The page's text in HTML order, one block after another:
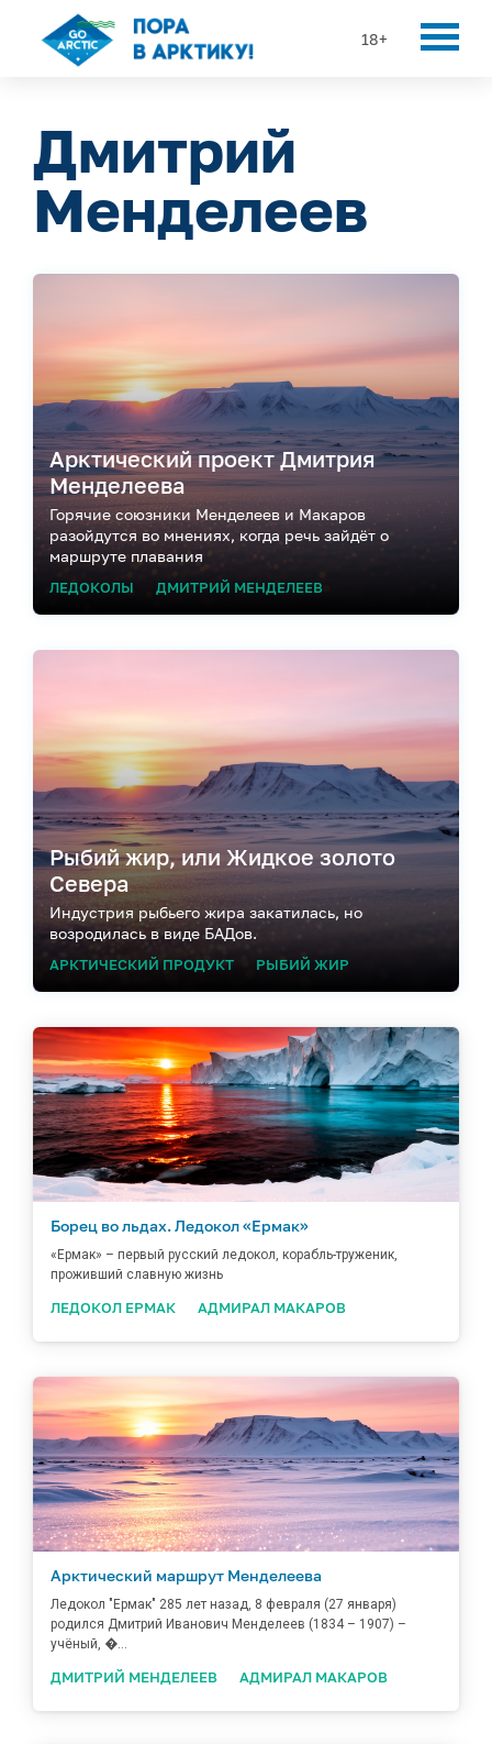
18+
Дмитрий
Менделеев
Арктический проект Дмитрия
Менделеева
Горячие союзники Менделеев и Макаров
разойдутся во мнениях, когда речь зайдёт о
маршруте плавания
ЛЕДОКОЛЫ ДМИТРИЙ МЕНДЕЛЕЕВ
Рыбий жир, или Жидкое золото
Севера
Индустрия рыбьего жира закатилась, но
возродилась в виде БАДов.
АРКТИЧЕСКИЙ ПРОДУКТ РЫБИЙ ЖИР
Борец во льдах. Ледокол «Ермак»
«Ермак» – первый русский ледокол, корабль-труженик,
проживший славную жизнь
ЛЕДОКОЛ ЕРМАК АДМИРАЛ МАКАРОВ
Арктический маршрут Менделеева
Ледокол "Ермак" 285 лет назад, 8 февраля (27 января)
родился Дмитрий Иванович Менделеев (1834 – 1907) –
учёный, �...
ДМИТРИЙ МЕНДЕЛЕЕВ АДМИРАЛ МАКАРОВ